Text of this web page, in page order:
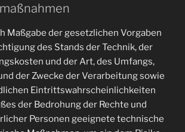
Maßgabe der gesetzlichen Vorgaben
des Stands der Technik, der
und der Art, des Umfangs,
der Zwecke der Verarbeitung sowie
Eintrittswahrscheinlichkeiten
der Bedrohung der Rechte und
Personen geeignete technische